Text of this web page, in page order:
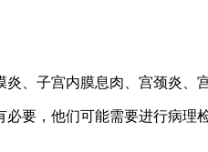
、子宫内膜息肉、宫颈炎、
要，他们可能需要进行病理